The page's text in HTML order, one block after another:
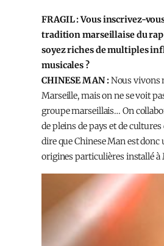
FRAGIL : Vous inscrivez-
tradition marseillaise du rap
soyez riches de multiples
musicales ?
CHINESE MAN :Nous vivons
Marseille, mais on ne se voit
groupe marseillais… On
de pleins de pays et de
dire que Chinese Man est donc
origines particulières installé à